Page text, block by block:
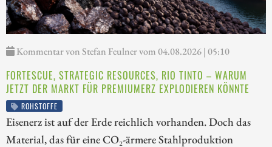
Kommentar von Stefan Feulner vom 04.08.2026 | 05:10
FORTESCUE, STRATEGIC RESOURCES, RIO TINTO – WARUM
JETZT DER MARKT FÜR PREMIUMERZ EXPLODIEREN KÖNNTE
ROHSTOFFE
Eisenerz ist auf der Erde reichlich vorhanden. Doch das
Material, das für eine CO₂-ärmere Stahlproduktion